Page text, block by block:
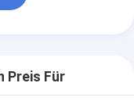
Preis Für